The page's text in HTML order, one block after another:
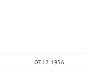
07.12.1956